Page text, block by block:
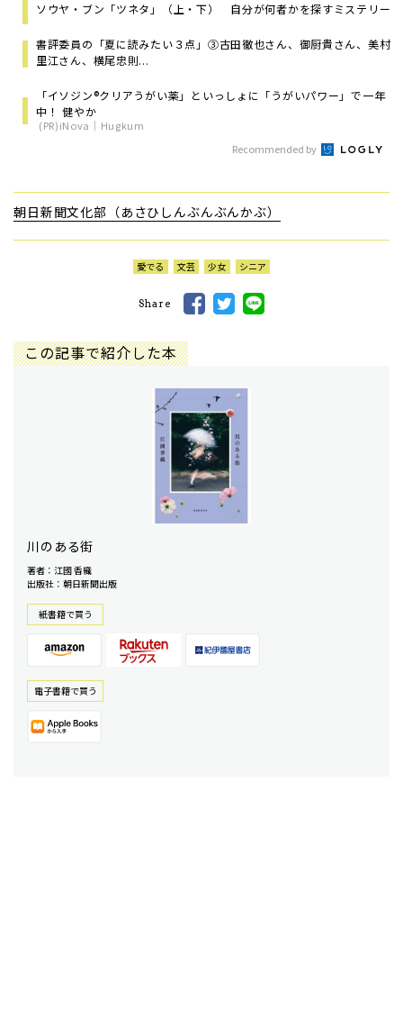
ソウヤ・ブン「ツネタ」（上・下） 自分が何者かを探すミステリー
書評委員の「夏に読みたい３点」③古田徹也さん、御厨貴さん、美村
里江さん、横尾忠則...
「イソジン®クリアうがい薬」といっしょに「うがいパワー」で一年
中！ 健やか
(PR)iNova｜Hugkum
Recommended by
朝日新聞文化部（あさひしんぶんぶんかぶ）
愛でる 文芸 少女 シニア
Share
この記事で紹介した本
川のある街
著者：江國 香織
出版社：朝日新聞出版
紙書籍で買う
電⼦書籍で買う